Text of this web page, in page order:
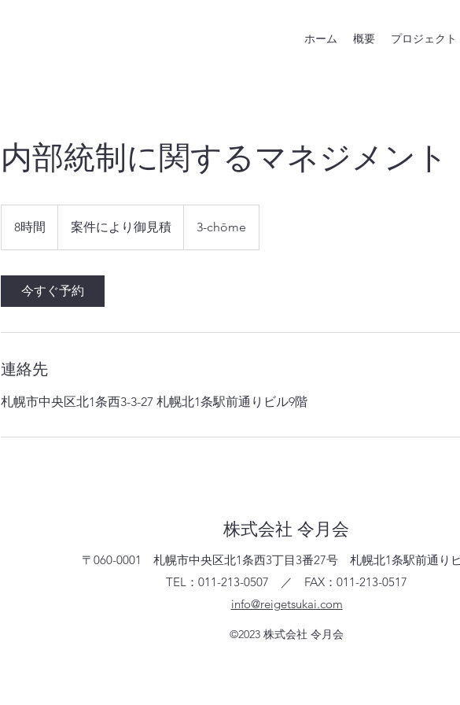
ホーム 概要 プロジェクト
内部統制に関するマネジメント
8時間
時
見
積
案件により御見積 3-chōme
今すぐ予約
連絡先
札幌市中央区北1条西3-3-27 札幌北1条駅前通りビル9階
株式会社 令月会
〒060-0001 札幌市中央区北1条西3丁目3番27号 札幌北1条駅前通り
TEL：011-213-0507 ／ FAX：011-213-0517
info@reigetsukai.com
©2023 株式会社 令月会